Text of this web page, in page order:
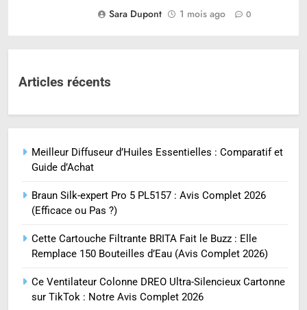
Sara Dupont
1 mois ago 0
Articles récents
Meilleur Diffuseur d’Huiles Essentielles : Comparatif et
Guide d’Achat
Braun Silk-expert Pro 5 PL5157 : Avis Complet 2026
(Efficace ou Pas ?)
Cette Cartouche Filtrante BRITA Fait le Buzz : Elle
Remplace 150 Bouteilles d’Eau (Avis Complet 2026)
Ce Ventilateur Colonne DREO Ultra-Silencieux Cartonne
sur TikTok : Notre Avis Complet 2026